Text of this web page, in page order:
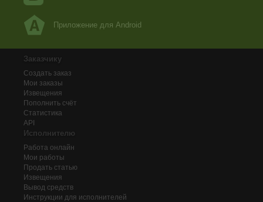
Приложение для Android
Заказчику
Создать заказ
Мои заказы
Извещения
Пополнить счёт
Статистика
API
Исполнителю
Работа онлайн
Мои работы
Продать статью
Извещения
Вывод средств
Инструкции для исполнителей